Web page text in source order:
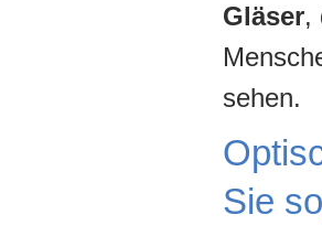
Gläser,
sehen.
Sie